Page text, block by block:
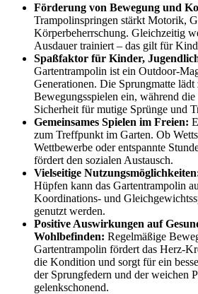
Förderung von Bewegung und
Trampolinspringen stärkt Motorik,
Körperbeherrschung. Gleichzeitig
Ausdauer trainiert – das gilt für
Spaßfaktor für Kinder,
Gartentrampolin ist ein Outdoor-
Generationen. Die Sprungmatte lädt
Bewegungsspielen ein, während
Sicherheit für mutige Sprünge und
Gemeinsames Spielen im Freien:
zum Treffpunkt im Garten. Ob
Wettbewerbe oder entspannte
fördert den sozialen Austausch.
Vielseitige
Hüpfen kann das Gartentrampolin
Koordinations- und
genutzt werden.
Positive Auswirkungen auf
Wohlbefinden: Regelmäßige
Gartentrampolin fördert das Herz-
die Kondition und sorgt für ein
der Sprungfedern und der weichen
gelenkschonend.